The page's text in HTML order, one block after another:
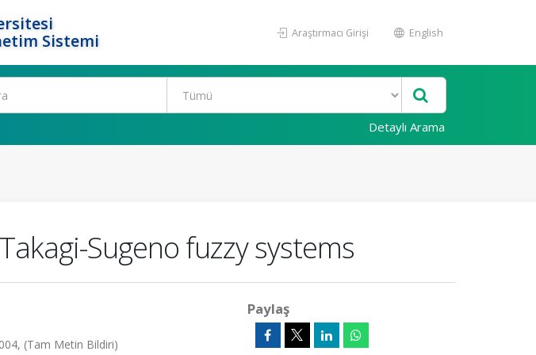
Sistemi
Araştırmacı Girişi English
Detaylı Arama
Sugeno fuzzy systems
(Tam Metin Bildiri)
Paylaş